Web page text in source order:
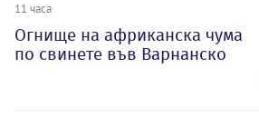
11 часа
Огнище на африканска чума
по свинете във Варнанско